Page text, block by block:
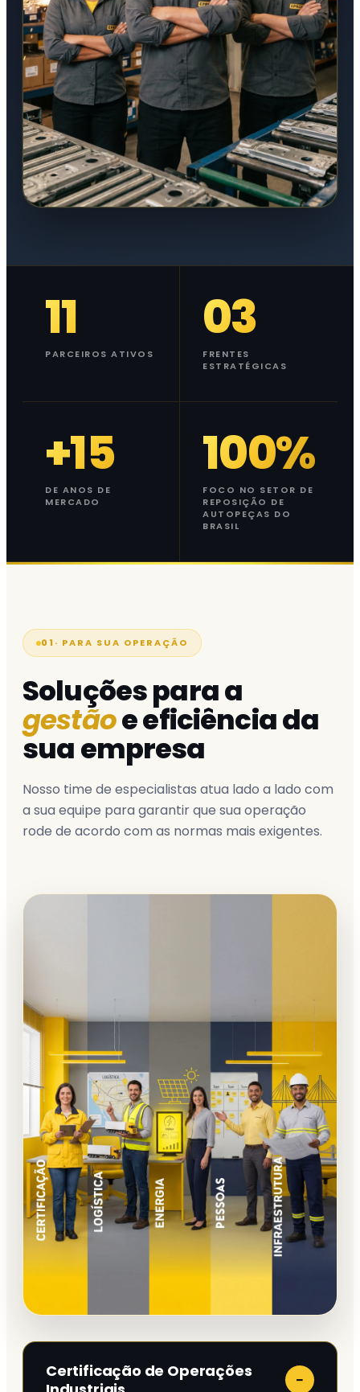
11
PARCEIROS ATIVOS
03
FRENTES
ESTRATÉGICAS
+15
DE ANOS DE
MERCADO
100%
FOCO NO SETOR DE
REPOSIÇÃO DE
AUTOPEÇAS DO
BRASIL
01· PARA SUA OPERAÇÃO
Soluções para a
gestãoe eficiência da
sua empresa
Nosso time de especialistas atua lado a lado com
a sua equipe para garantir que sua operação
rode de acordo com as normas mais exigentes.
Certificação de Operações
−